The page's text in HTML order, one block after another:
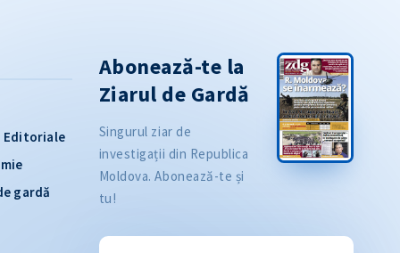
Editoriale
gardă
Abonează-te la
Ziarul de Gardă
Singurul ziar de
investigații din Republica
Moldova. Abonează-te și
tu!